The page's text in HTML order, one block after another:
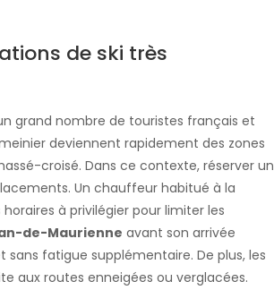
de ski très
grand nombre de touristes français et
deviennent rapidement des zones
croisé. Dans ce contexte, réserver un
Un chauffeur habitué à la
à privilégier pour limiter les
de-Maurienne avant son arrivée
fatigue supplémentaire. De plus, les
aux routes enneigées ou verglacées.